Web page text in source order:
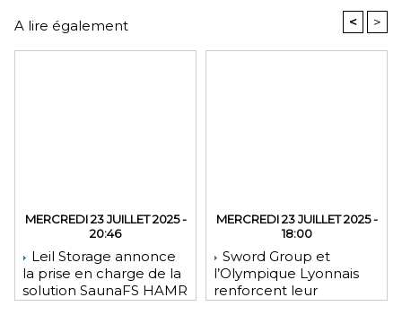
A lire également < >
MERCREDI 23 JUILLET 2025 -
20:46
Leil Storage annonce
la prise en charge de la
solution SaunaFS HAMR
MERCREDI 23 JUILLET 2025 -
18:00
Sword Group et
l’Olympique Lyonnais
renforcent leur